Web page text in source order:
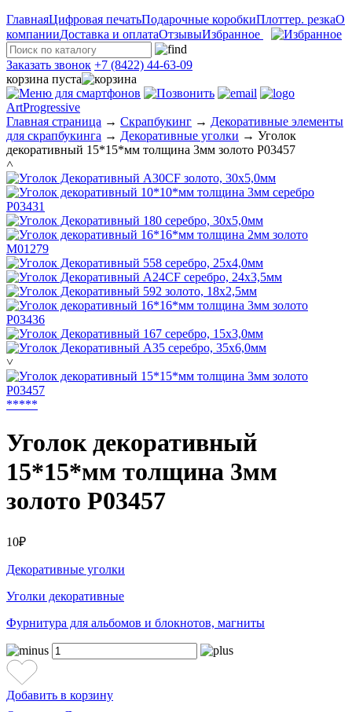
ГлавнаяЦифровая печатьПодарочные коробкиПлоттер. резкаО
компанииДоставка и оплатаОтзывыИзбранное
Заказать звонок +7 (8422) 44-63-09
корзина пуста
ArtProgressive
Главная страница → Скрапбукинг → Декоративные элементы
для скрапбукинга → Декоративные уголки → Уголок
декоративный 15*15*мм толщина 3мм золото P03457
˄
˅
*****
Уголок декоративный
15*15*мм толщина 3мм
золото P03457
10₽
Декоративные уголки
Уголки декоративные
Фурнитура для альбомов и блокнотов, магниты
Добавить в корзину